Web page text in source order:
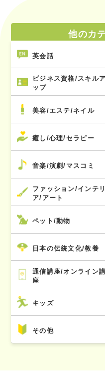
他のカ
英会話
ビジネス資格/スキルア
ップ
美容/エステ/ネイル
癒し/心理/セラピー
音楽/演劇/マスコミ
ファッション/インテリ
ア/アート
ペット/動物
日本の伝統文化/教養
通信講座/オンライン講
座
キッズ
その他